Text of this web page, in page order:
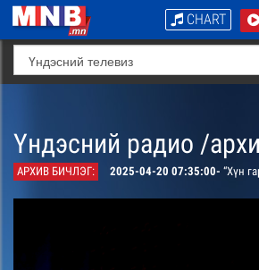
CHART
Үндэсний радио /
АРХИВ БИЧЛЭГ: 2025-04-20 07:35:00- “Хүн